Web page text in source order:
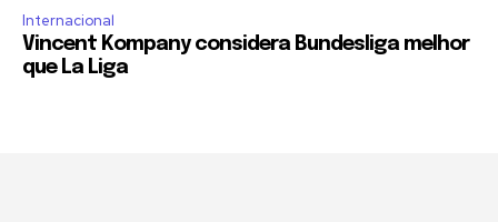
Internacional
Vincent Kompany considera Bundesliga melhor
que La Liga